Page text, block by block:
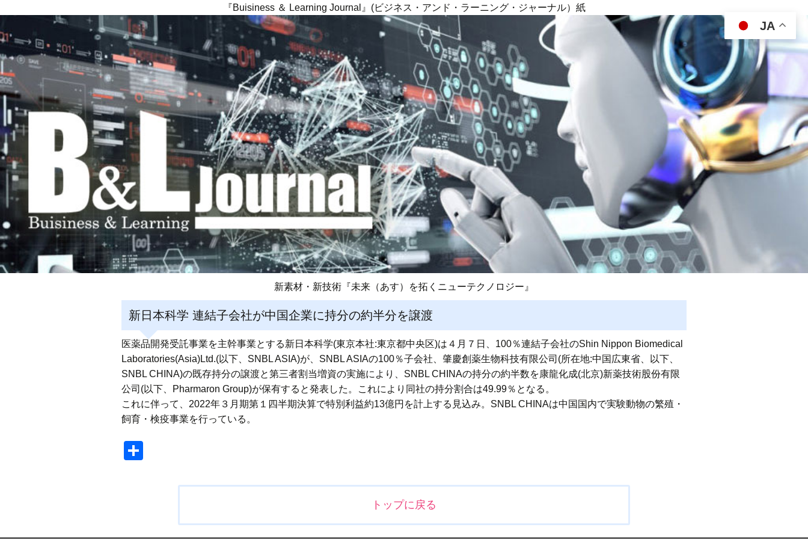
『Buisiness ＆ Learning Journal』(ビジネス・アンド・ラーニング・ジャーナル）紙
新素材・新技術『未来（あす）を拓くニューテクノロジー』
新日本科学 連結子会社が中国企業に持分の約半分を譲渡
医薬品開発受託事業を主幹事業とする新日本科学(東京本社:東京都中央区)は４月７日、100％連結子会社のShin Nippon Biomedical
Laboratories(Asia)Ltd.(以下、SNBL ASIA)が、SNBL ASIAの100％子会社、肇慶創薬生物科技有限公司(所在地:中国広東省、以下、
SNBL CHINA)の既存持分の譲渡と第三者割当増資の実施により、SNBL CHINAの持分の約半数を康龍化成(北京)新薬技術股份有限
公司(以下、Pharmaron Group)が保有すると発表した。これにより同社の持分割合は49.99％となる。
これに伴って、2022年３月期第１四半期決算で特別利益約13億円を計上する見込み。SNBL CHINAは中国国内で実験動物の繁殖・
飼育・検疫事業を行っている。
トップに戻る
JA